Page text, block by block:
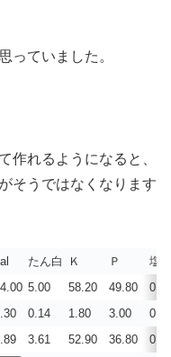
っていました。
作れるようになると、
そうではなくなります
たん白 Ｋ Ｐ
塩
5.00 58.20 49.80
0.14 1.80 3.00
3.61 52.90 36.80